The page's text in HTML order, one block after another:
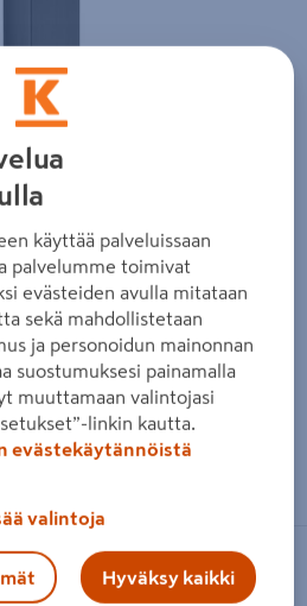
sormilla kosketusnäytöllä
käyttää palveluissaan
palvelumme toimivat
evästeiden avulla mitataan
sekä mahdollistetaan
ja personoidun mainonnan
suostumuksesi painamalla
muuttamaan valintojasi
linkin kautta.
evästekäytännöistä
valintoja
Hyväksy kaikki